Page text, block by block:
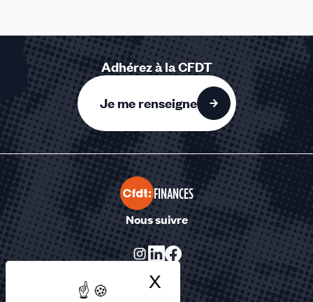
X Masquer le
Adhérez à la CFDT
Je me renseigne
FINANCES
Nous suivre